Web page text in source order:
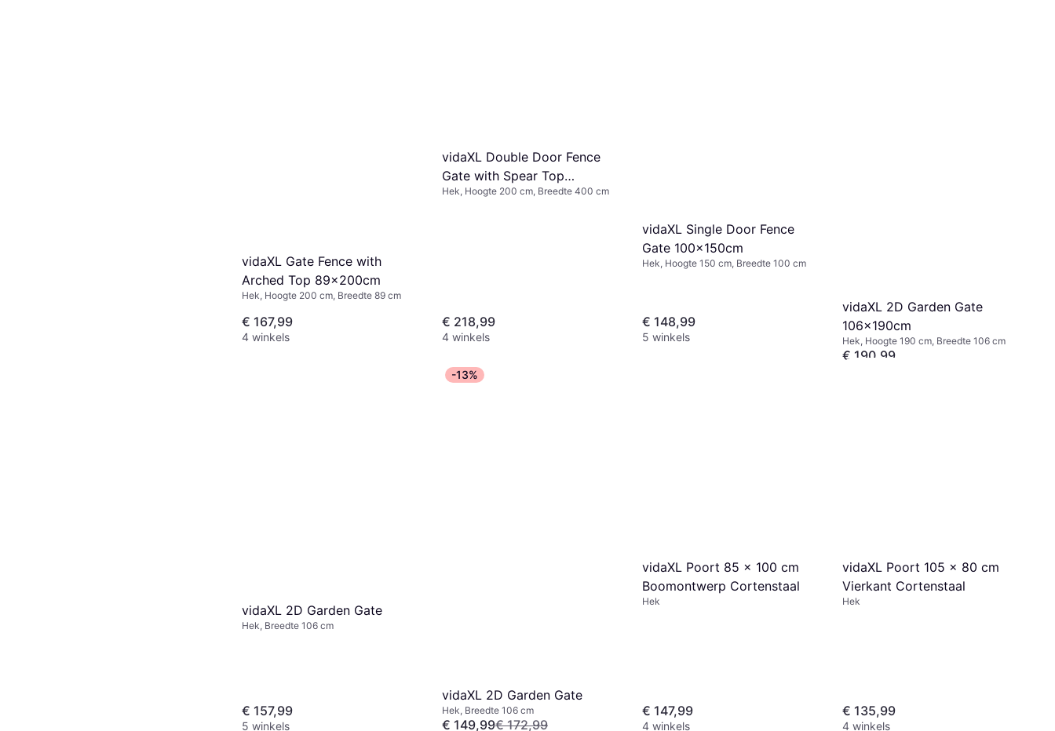
vidaXL Gate Fence with
Arched Top 89x200cm
Hek, Hoogte 200 cm, Breedte 89 cm
€ 167,99
4 winkels
vidaXL Double Door Fence
Gate with Spear Top
400x200cm
Hek, Hoogte 200 cm, Breedte 400 cm
€ 218,99
4 winkels
vidaXL Single Door Fence
Gate 100x150cm
Hek, Hoogte 150 cm, Breedte 100 cm
€ 148,99
5 winkels
vidaXL 2D Garden Gate
106x190cm
Hek, Hoogte 190 cm, Breedte 106 cm
€ 190,99
vidaXL 2D Garden Gate
Hek, Breedte 106 cm
€ 157,99
5 winkels
-13%
vidaXL 2D Garden Gate
Hek, Breedte 106 cm
€ 149,99€ 172,99
vidaXL Poort 85 x 100 cm
Boomontwerp Cortenstaal
Hek
€ 147,99
4 winkels
vidaXL Poort 105 x 80 cm
Vierkant Cortenstaal
Hek
€ 135,99
4 winkels